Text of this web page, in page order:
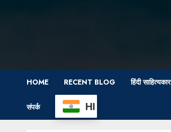
HOME RECENT BLOG हिंदी साहित्यकार
संपर्क HI